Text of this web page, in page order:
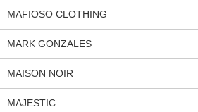
MAFIOSO CLOTHING
MARK GONZALES
MAISON NOIR
MAJESTIC